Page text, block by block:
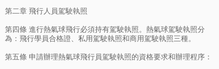
第二章 飛行人員駕駛執照
第四條 進行熱氣球飛行必須持有駕駛執照。熱氣球駕駛執照分
為：飛行學員合格證、私用駕駛執照和商用駕駛執照三種。
第五條 申請辦理熱氣球飛行員駕駛執照的資格要求和辦理程序：